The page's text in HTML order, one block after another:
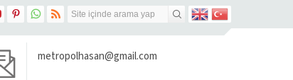
metropolhasan@gmail.com